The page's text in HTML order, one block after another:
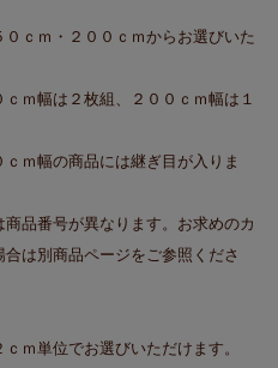
ｃｍ・２００ｃｍからお選びいた
ｍ幅は２枚組、２００ｃｍ幅は１
ｍ幅の商品には継ぎ目が入りま
品番号が異なります。お求めのカ
は別商品ページをご参照くださ
ｍ単位でお選びいただけます。